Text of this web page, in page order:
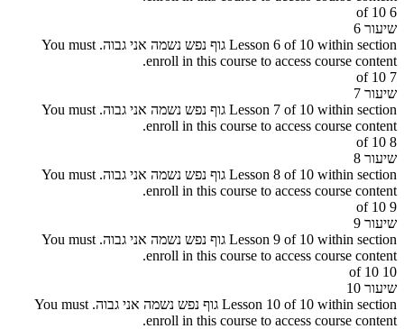
6 of 10
שיעור 6
Lesson 6 of 10 within section גוף נפש נשמה אני גבוה.
You must
enroll in this course to access course content.
7 of 10
שיעור 7
Lesson 7 of 10 within section גוף נפש נשמה אני גבוה.
You must
enroll in this course to access course content.
8 of 10
שיעור 8
Lesson 8 of 10 within section גוף נפש נשמה אני גבוה.
You must
enroll in this course to access course content.
9 of 10
שיעור 9
Lesson 9 of 10 within section גוף נפש נשמה אני גבוה.
You must
enroll in this course to access course content.
10 of 10
שיעור 10
Lesson 10 of 10 within section גוף נפש נשמה אני גבוה.
You must
enroll in this course to access course content.